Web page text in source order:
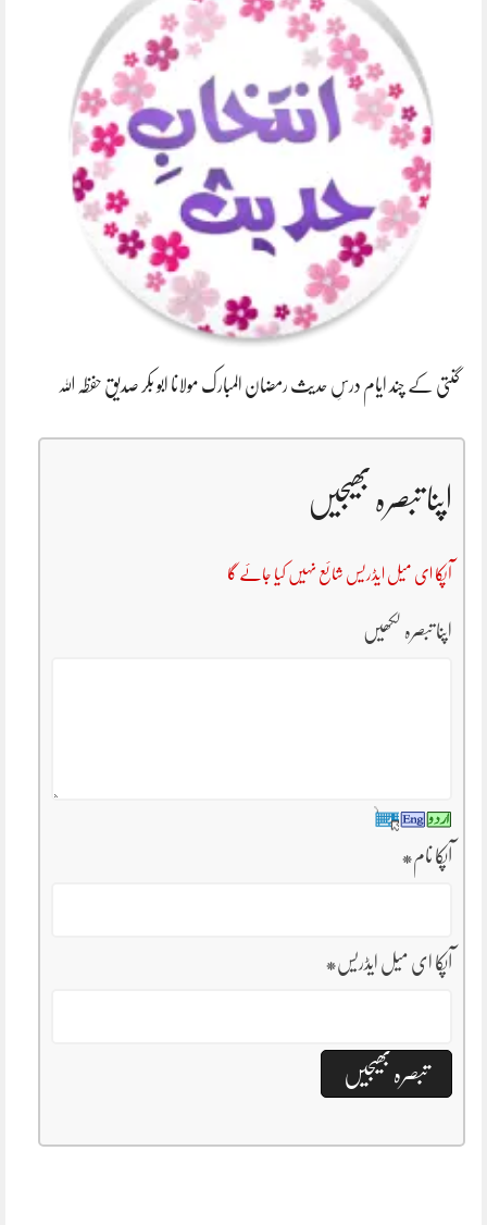
گنتی کے چند ایام درسِ حدیث رمضان المبارک مولانا ابو بکر صدیق حفظہ اللہ
اپنا تبصرہ بھیجیں
آپکا ای میل ایڈریس شائع نہیں کیا جائے گا
اپنا تبصرہ لکھیں
آپکا نام*
آپکا ای میل ایڈریس*